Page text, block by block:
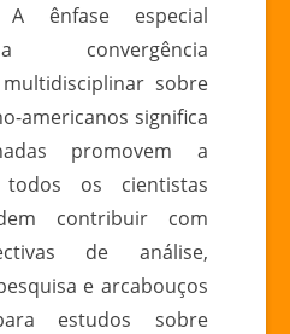
ênfase especial
convergência
sobre
americanos significa
promovem a
os cientistas
contribuir com
de análise,
e arcabouços
estudos sobre